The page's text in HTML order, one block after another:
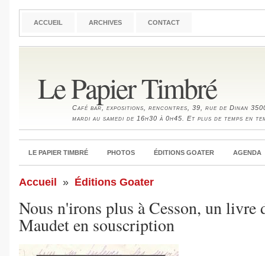
ACCUEIL ARCHIVES CONTACT
Le Papier Timbré
Café bar, expositions, rencontres, 39, rue de Dinan
mardi au samedi de 16h30 à 0h45. Et plus de temps en
LE PAPIER TIMBRÉ PHOTOS ÉDITIONS GOATER AGENDA
Accueil » Éditions Goater
Nous n'irons plus à Cesson, un livre
Maudet en souscription